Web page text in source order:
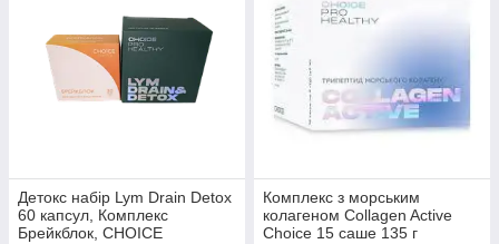
Детокс набір Lym Drain Detox
60 капсул, Комплекс
Брейкблок, CHOICE
Комплекс з морським
колагеном Collagen Active
Choice 15 саше 135 г